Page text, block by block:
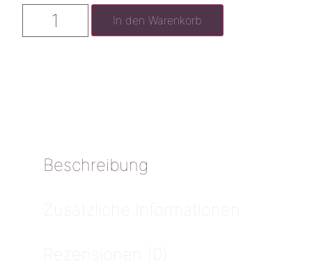
In den Warenkorb
Beschreibung
Zusätzliche Informationen
Rezensionen (0)